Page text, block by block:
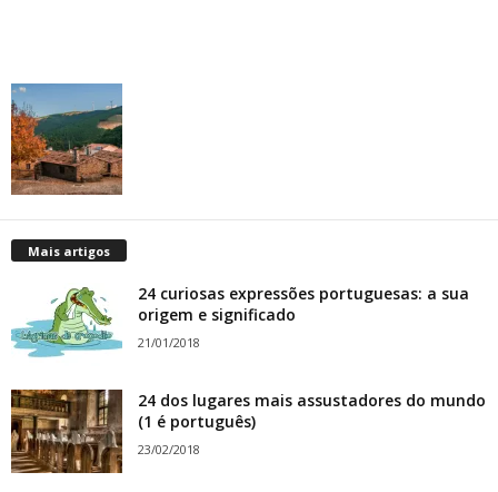
Mais artigos
24 curiosas expressões portuguesas: a sua
origem e significado
21/01/2018
24 dos lugares mais assustadores do mundo
(1 é português)
23/02/2018